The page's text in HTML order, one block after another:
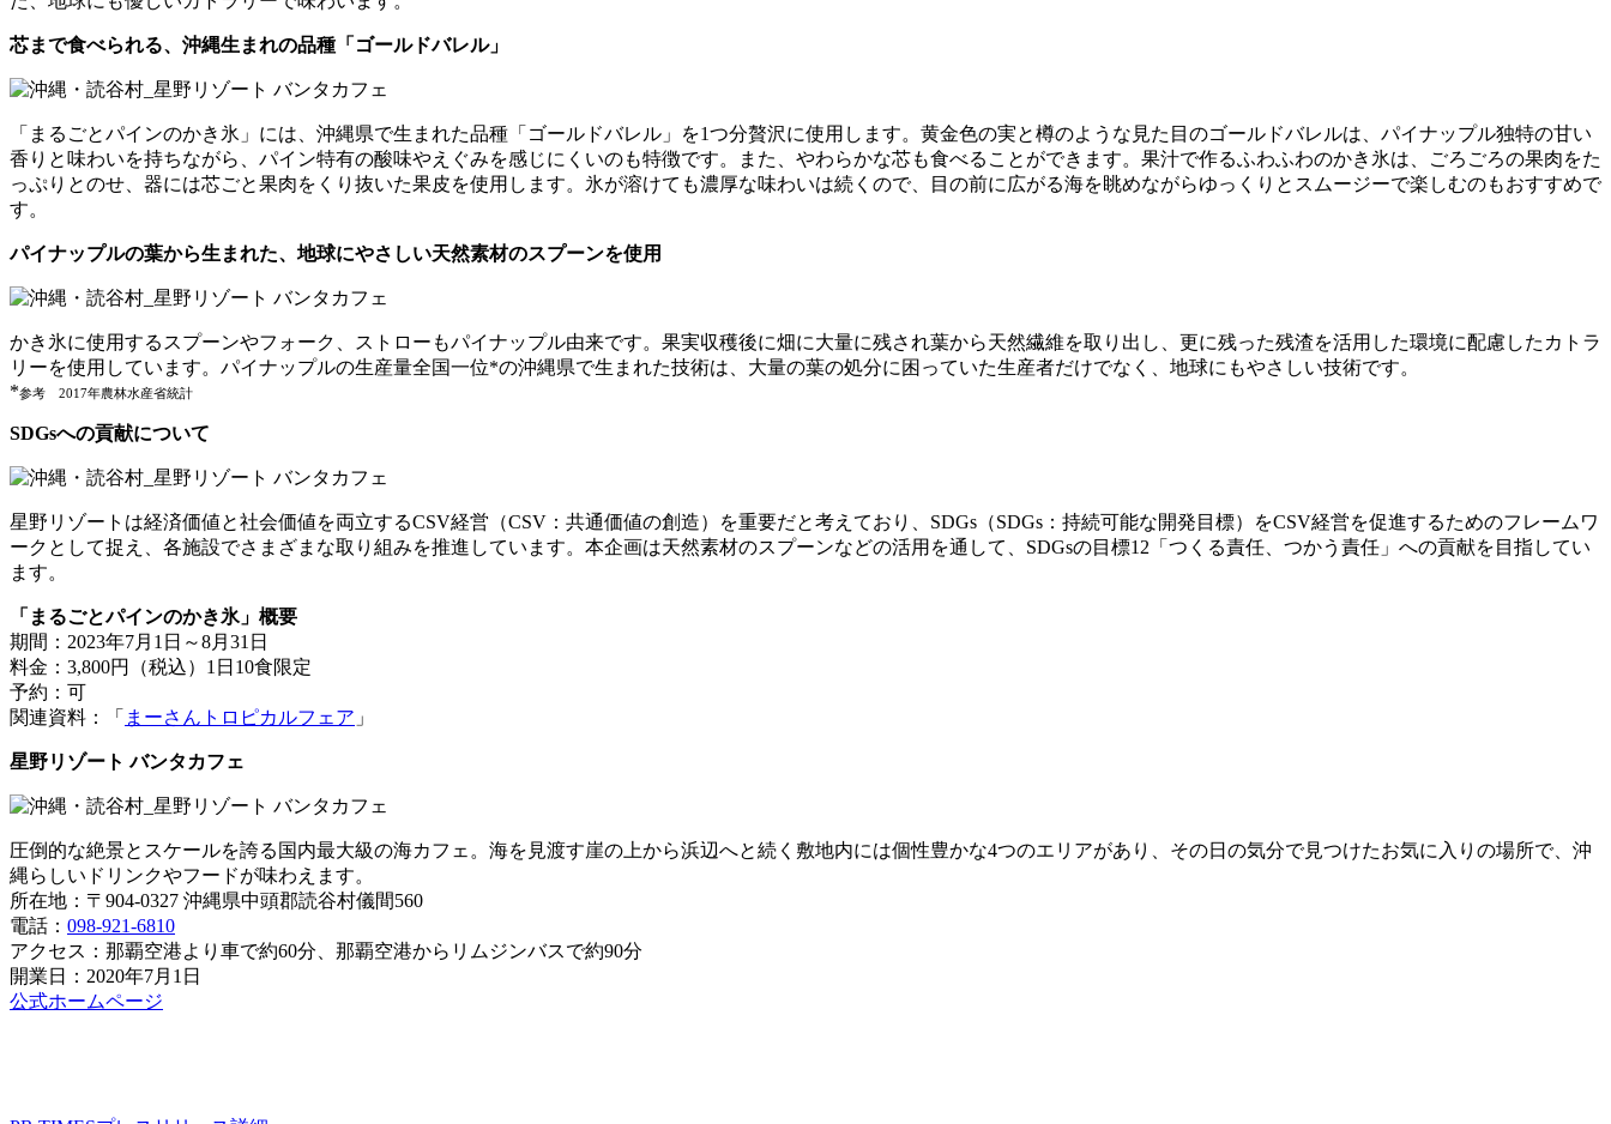
芯まで食べられる、沖縄生まれの品種「ゴールドバレル」
「まるごとパインのかき氷」には、沖縄県で生まれた品種「ゴールドバレル」を1つ分贅沢に使用します。黄金色の実と樽のような見た目のゴールドバレルは、パイナップル独特の甘い
香りと味わいを持ちながら、パイン特有の酸味やえぐみを感じにくいのも特徴です。また、やわらかな芯も食べることができます。果汁で作るふわふわのかき氷は、ごろごろの果肉をた
っぷりとのせ、器には芯ごと果肉をくり抜いた果皮を使用します。氷が溶けても濃厚な味わいは続くので、目の前に広がる海を眺めながらゆっくりとスムージーで楽しむのもおすすめで
す。
パイナップルの葉から生まれた、地球にやさしい天然素材のスプーンを使用
かき氷に使用するスプーンやフォーク、ストローもパイナップル由来です。果実収穫後に畑に大量に残され葉から天然繊維を取り出し、更に残った残渣を活用した環境に配慮したカトラ
リーを使用しています。パイナップルの生産量全国一位*の沖縄県で生まれた技術は、大量の葉の処分に困っていた生産者だけでなく、地球にもやさしい技術です。
*参考 2017年農林水産省統計
SDGsへの貢献について
星野リゾートは経済価値と社会価値を両立するCSV経営（CSV：共通価値の創造）を重要だと考えており、SDGs（SDGs：持続可能な開発目標）をCSV経営を促進するためのフレームワ
ークとして捉え、各施設でさまざまな取り組みを推進しています。本企画は天然素材のスプーンなどの活用を通して、SDGsの目標12「つくる責任、つかう責任」への貢献を目指してい
ます。
「まるごとパインのかき氷」概要
期間：2023年7月1日～8月31日
料金：3,800円（税込）1日10食限定
予約：可
関連資料：「 まーさんトロピカルフェア 」
星野リゾート バンタカフェ
圧倒的な絶景とスケールを誇る国内最大級の海カフェ。海を見渡す崖の上から浜辺へと続く敷地内には個性豊かな4つのエリアがあり、その日の気分で見つけたお気に入りの場所で、沖
縄らしいドリンクやフードが味わえます。
所在地：〒904-0327 沖縄県中頭郡読谷村儀間560
電話： 098-921-6810
アクセス：那覇空港より車で約60分、那覇空港からリムジンバスで約90分
開業日：2020年7月1日
公式ホームページ